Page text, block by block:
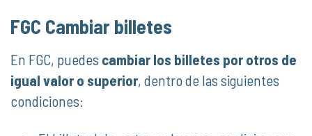
FGC Cambiar billetes
En FGC, puedes cambiar los billetes por otros de
igual valor o superior, dentro de las siguientes
condiciones: